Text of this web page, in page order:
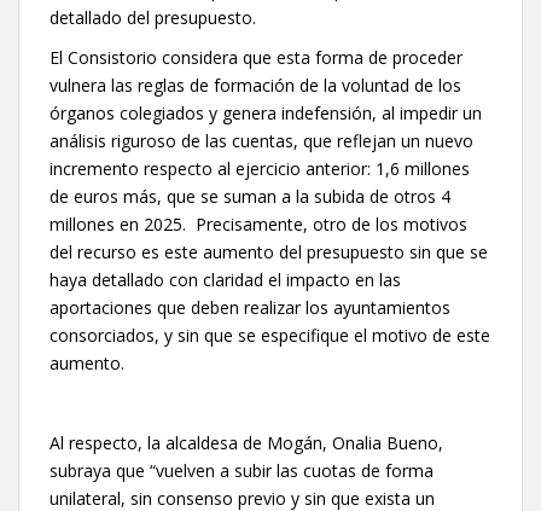
detallado del presupuesto.
El Consistorio considera que esta forma de proceder
vulnera las reglas de formación de la voluntad de los
órganos colegiados y genera indefensión, al impedir un
análisis riguroso de las cuentas, que reflejan un nuevo
incremento respecto al ejercicio anterior: 1,6 millones
de euros más, que se suman a la subida de otros 4
millones en 2025. Precisamente, otro de los motivos
del recurso es este aumento del presupuesto sin que se
haya detallado con claridad el impacto en las
aportaciones que deben realizar los ayuntamientos
consorciados, y sin que se especifique el motivo de este
aumento.
Al respecto, la alcaldesa de Mogán, Onalia Bueno,
subraya que “vuelven a subir las cuotas de forma
unilateral, sin consenso previo y sin que exista un